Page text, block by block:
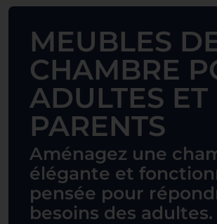
MEUBLES
CHAMBRE
ADULTES ET
PARENTS
Aménagez une
élégante et
pensée pour
besoins des adultes.